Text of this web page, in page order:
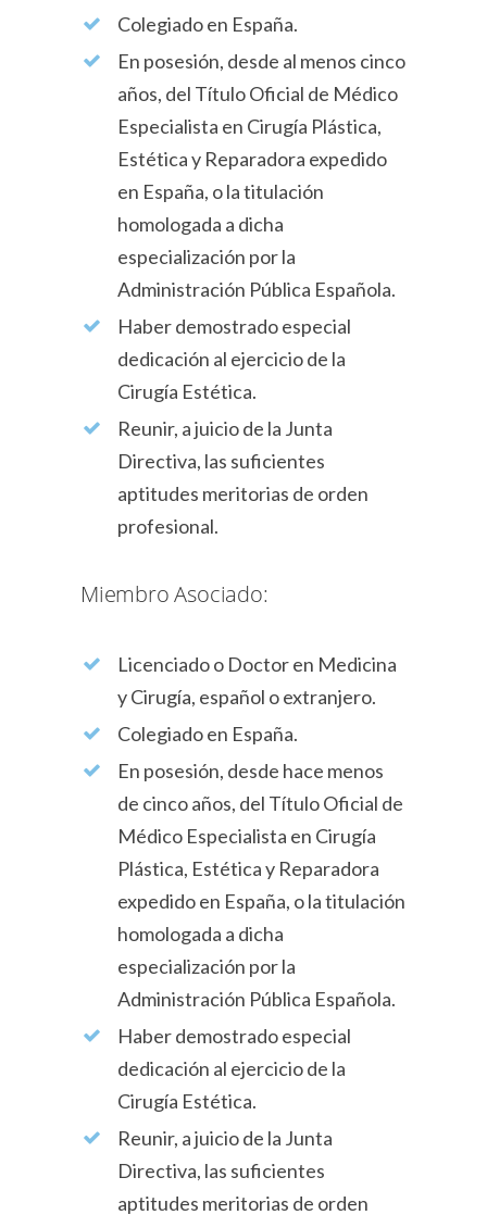
Colegiado en España.
En posesión, desde al menos cinco
años, del Título Oficial de Médico
Especialista en Cirugía Plástica,
Estética y Reparadora expedido
en España, o la titulación
homologada a dicha
especialización por la
Administración Pública Española.
Haber demostrado especial
dedicación al ejercicio de la
Cirugía Estética.
Reunir, a juicio de la Junta
Directiva, las suficientes
aptitudes meritorias de orden
profesional.
Miembro Asociado:
Licenciado o Doctor en Medicina
y Cirugía, español o extranjero.
Colegiado en España.
En posesión, desde hace menos
de cinco años, del Título Oficial de
Médico Especialista en Cirugía
Plástica, Estética y Reparadora
expedido en España, o la titulación
homologada a dicha
especialización por la
Administración Pública Española.
Haber demostrado especial
dedicación al ejercicio de la
Cirugía Estética.
Reunir, a juicio de la Junta
Directiva, las suficientes
aptitudes meritorias de orden